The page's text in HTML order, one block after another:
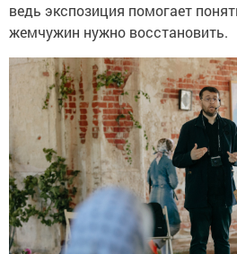
ведь экспозиция помогает
жемчужин нужно восстановить.